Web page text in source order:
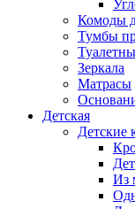
Комоды
Тумбы
Зеркала
Матрасы
Детская
Детские
Из